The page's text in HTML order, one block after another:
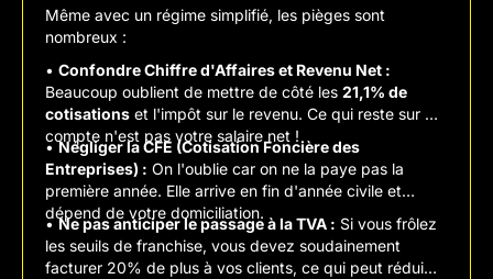
Même avec un régime simplifié, les pièges sont
nombreux :
• Confondre Chiffre d'Affaires et Revenu Net :
Beaucoup oublient de mettre de côté les 21,1% de
cotisations et l'impôt sur le revenu. Ce qui reste sur le
compte n'est pas votre salaire net !
•Négliger la CFE (Cotisation Foncière des
Entreprises) : On l'oublie car on ne la paye pas la
première année. Elle arrive en fin d'année civile et
dépend de votre domiciliation.
•Ne pas anticiper le passage à la TVA : Si vous frôlez
les seuils de franchise, vous devez soudainement
facturer 20% de plus à vos clients, ce qui peut réduire